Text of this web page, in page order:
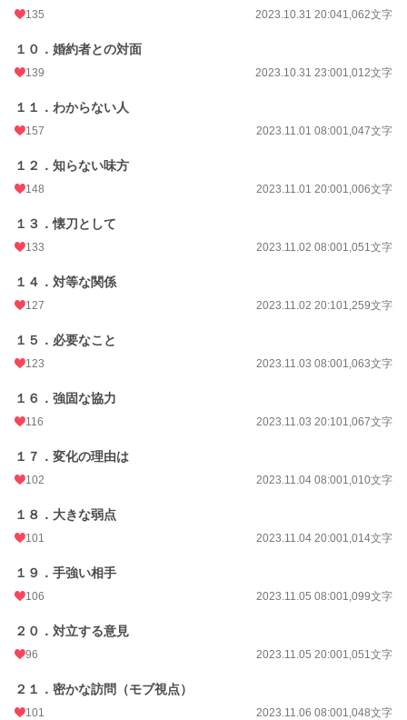
135 2023.10.31 20:041,062文字
１０．婚約者との対面
139 2023.10.31 23:001,012文字
１１．わからない人
157 2023.11.01 08:001,047文字
１２．知らない味方
148 2023.11.01 20:001,006文字
１３．懐刀として
133 2023.11.02 08:001,051文字
１４．対等な関係
127 2023.11.02 20:101,259文字
１５．必要なこと
123 2023.11.03 08:001,063文字
１６．強固な協力
116 2023.11.03 20:101,067文字
１７．変化の理由は
102 2023.11.04 08:001,010文字
１８．大きな弱点
101 2023.11.04 20:001,014文字
１９．手強い相手
106 2023.11.05 08:001,099文字
２０．対立する意見
96 2023.11.05 20:001,051文字
２１．密かな訪問（モブ視点）
101 2023.11.06 08:001,048文字